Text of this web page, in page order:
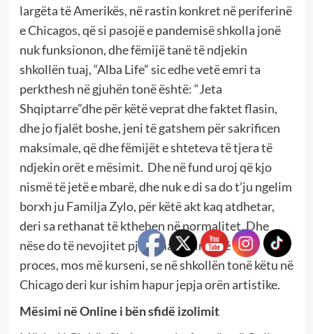
largëta të Amerikës, në rastin konkret në periferinë
e Chicagos, që si pasojë e pandemisë shkolla jonë
nuk funksionon, dhe fëmijë tanë të ndjekin
shkollën tuaj, “Alba Life” sic edhe vetë emri ta
perkthesh në gjuhën tonë është: “Jeta
Shqiptarre”dhe për këtë veprat dhe faktet flasin,
dhe jo fjalët boshe, jeni të gatshem për sakrificen
maksimale, që dhe fëmijët e shteteva të tjera të
ndjekin orët e mësimit. Dhe në fund uroj që kjo
nismë të jetë e mbarë, dhe nuk e di sa do t’ju ngelim
borxh ju Familja Zylo, për këtë akt kaq atdhetar,
deri sa rethanat të kthehen në normalitet. Dhe
nëse do të nevojitet pjesëmarrja ime në këtë
proces, mos më kurseni, se në shkollën tonë këtu në
Chicago deri kur ishim hapur jepja orën artistike.
Mësimi në Online i bën sfidë izolimit